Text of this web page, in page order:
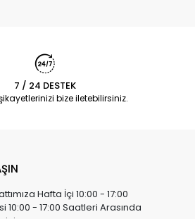
7 / 24 DESTEK
bize iletebilirsiniz.
Hafta İçi 10:00 - 17:00
10:00 - 17:00 Saatleri Arasında